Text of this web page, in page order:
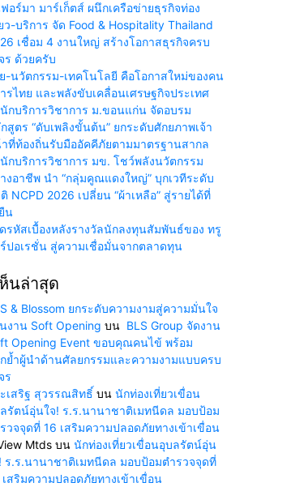
อร์มา มาร์เก็ตส์ ผนึกเครือข่ายธุรกิจท่อง
ว-บริการ จัด Food & Hospitality Thailand
เชื่อม 4 งานใหญ่ สร้างโอกาสธุรกิจครบ
ร ด้วยครับ
-นวัตกรรม-เทคโนโลยี คือโอกาสใหม่ของคน
รไทย และพลังขับเคลื่อนเศรษฐกิจประเทศ
กบริการวิชาการ ม.ขอนแก่น จัดอบรม
สูตร “ดับเพลิงขั้นต้น” ยกระดับศักยภาพเจ้า
ที่ท้องถิ่นรับมืออัคคีภัยตามมาตรฐานสากล
กบริการวิชาการ มข. โชว์พลังนวัตกรรม
งอาชีพ นำ “กลุ่มคูณแดงใหญ่” บุกเวทีระดับ
NCPD 2026 เปลี่ยน “ผ้าเหลือ” สู่รายได้ที่
น
รหัสเบื้องหลังรางวัลนักลงทุนสัมพันธ์ของ ทรู
ปอเรชั่น สู่ความเชื่อมั่นจากตลาดทุน
นล่าสุด
& Blossom ยกระดับความงามสู่ความมั่นใจ
งาน Soft Opening บน BLS Group จัดงาน
Opening Event ขอบคุณคนไข้ พร้อม
ย้ำผู้นำด้านศัลยกรรมและความงามแบบครบ
ร
เสริฐ สุวรรณสิทธิ์ บน นักท่องเที่ยวเขื่อน
รัตน์อุ่นใจ! ร.ร.นานาชาติเมทนีดล มอบป้อม
วจจุดที่ 16 เสริมความปลอดภัยทางเข้าเขื่อน
Mtds บน นักท่องเที่ยวเขื่อนอุบลรัตน์อุ่น
ร.ร.นานาชาติเมทนีดล มอบป้อมตำรวจจุดที่
เสริมความปลอดภัยทางเข้าเขื่อน